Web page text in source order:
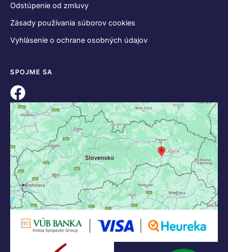
Odstúpenie od zmluvy
Zásady používania súborov cookies
Vyhlásenie o ochrane osobných údajov
SPOJME SA